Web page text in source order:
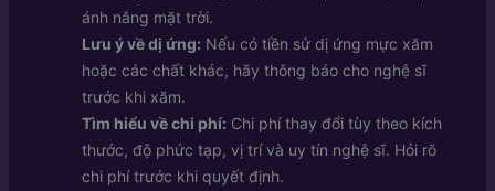
ánh nắng mặt trời.
Lưu ý về dị ứng: Nếu có tiền sử dị ứng mực xăm
hoặc các chất khác, hãy thông báo cho nghệ sĩ
trước khi xăm.
Tìm hiểu về chi phí: Chi phí thay đổi tùy theo kích
thước, độ phức tạp, vị trí và uy tín nghệ sĩ. Hỏi rõ
chi phí trước khi quyết định.